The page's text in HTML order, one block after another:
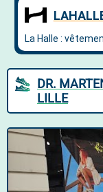
DR.
LILLE